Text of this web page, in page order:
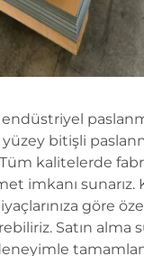
endüstriyel
yüzey bitişli
kalitelerde
imkanı sunarız.
göre
Satın alma